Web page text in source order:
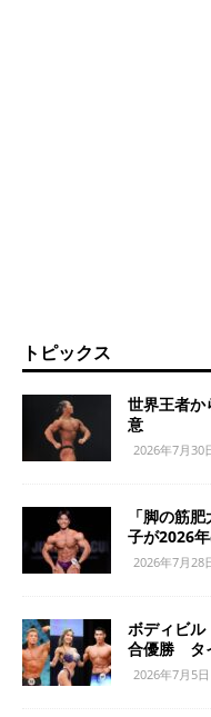
トピックス
世界王者か
意
2026年7月30
「脚の筋
子が2026
2026年7月28
ボディビル
合優勝 タ
2026年7月5日